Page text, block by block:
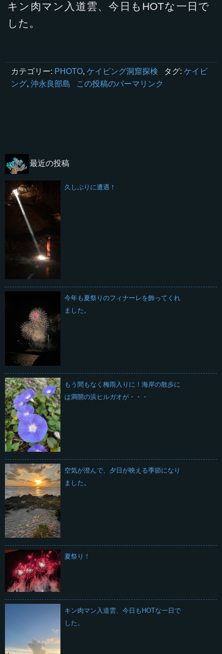
キン肉マン入道雲、今日もHOTな一日で
した。
カテゴリー: PHOTO, ケイビング洞窟探検 タグ: ケイビ
ング, 沖永良部島 この投稿のパーマリンク
最近の投稿
久しぶりに遭遇！
今年も夏祭りのフィナーレを飾ってくれ
ました。
もう間もなく梅雨入りに！海岸の散歩に
は満開の浜ヒルガオが・・・
空気が澄んで、夕日が映える季節になり
ました。
夏祭り！
キン肉マン入道雲、今日もHOTな一日で
した。